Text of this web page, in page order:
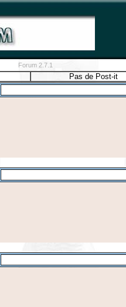
Forum 2.7.1
Pas de Post-it